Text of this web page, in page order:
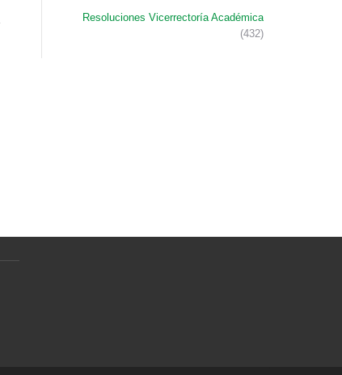
Resoluciones Vicerrectoría Académica
(432)